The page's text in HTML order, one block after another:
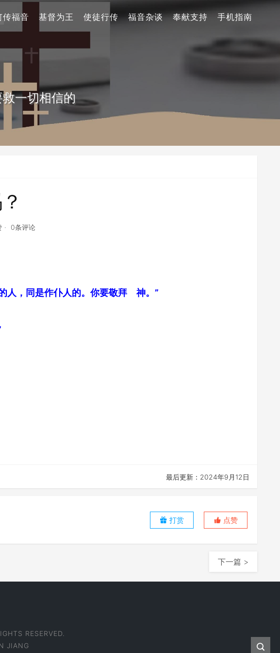
传福音 基督为王 使徒行传 福音杂谈 奉献支持 手机指南
一切相信的
0条评论
人，同是作仆人的。你要敬拜 神。”
最后更新：2024年9月12日
打赏 点赞
下一篇 >
RESERVED.
JIANG